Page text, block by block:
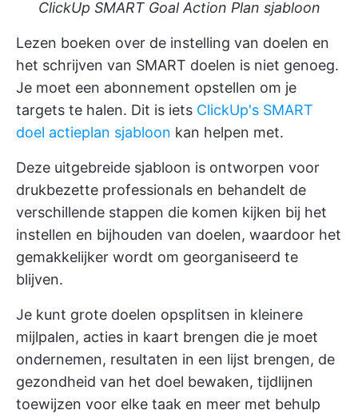
ClickUp SMART Goal Action Plan sjabloon
Lezen boeken over de instelling van doelen en
het schrijven van SMART doelen is niet genoeg.
Je moet een abonnement opstellen om je
targets te halen. Dit is iets ClickUp's SMART
doel actieplan sjabloon kan helpen met.
Deze uitgebreide sjabloon is ontworpen voor
drukbezette professionals en behandelt de
verschillende stappen die komen kijken bij het
instellen en bijhouden van doelen, waardoor het
gemakkelijker wordt om georganiseerd te
blijven.
Je kunt grote doelen opsplitsen in kleinere
mijlpalen, acties in kaart brengen die je moet
ondernemen, resultaten in een lijst brengen, de
gezondheid van het doel bewaken, tijdlijnen
toewijzen voor elke taak en meer met behulp